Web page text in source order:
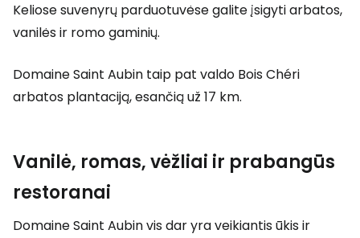
Keliose suvenyrų parduotuvėse galite įsigyti arbatos,
vanilės ir romo gaminių.
Domaine Saint Aubin taip pat valdo Bois Chéri
arbatos plantaciją, esančią už 17 km.
Vanilė, romas, vėžliai ir prabangūs
restoranai
Domaine Saint Aubin vis dar yra veikiantis ūkis ir